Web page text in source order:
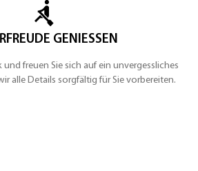
GENIESSEN
und freuen Sie sich auf ein unvergessliches
alle Details sorgfältig für Sie vorbereiten.